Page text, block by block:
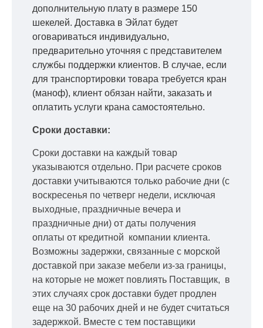
дополнительную плату в размере 150
шекелей. Доставка в Эйлат будет
оговариваться индивидуально,
предварительно уточняя с представителем
службы поддержки клиентов. В случае, если
для транспортировки товара требуется кран
(маноф), клиент обязан найти, заказать и
оплатить услуги крана самостоятельно.
Сроки доставки:
Сроки доставки на каждый товар
указываются отдельно. При расчете сроков
доставки учитываются только рабочие дни (с
воскресенья по четверг недели, исключая
выходные, праздничные вечера и
праздничные дни) от даты получения
оплаты от кредитной компании клиента.
Возможны задержки, связанные с морской
доставкой при заказе мебели из-за границы,
на которые не может повлиять Поставщик, в
этих случаях срок доставки будет продлен
еще на 30 рабочих дней и не будет считаться
задержкой. Вместе с тем поставщики